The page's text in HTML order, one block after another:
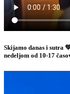
Skijamo danas i sutra
nedeljom od 10-17